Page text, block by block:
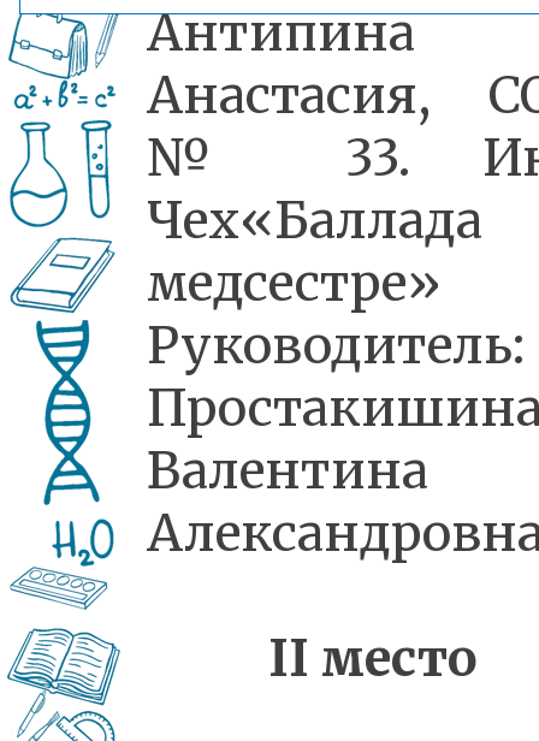
Антипина
Анастасия,
№ 33.
медсестре»
Руководитель:
Валентина
II место